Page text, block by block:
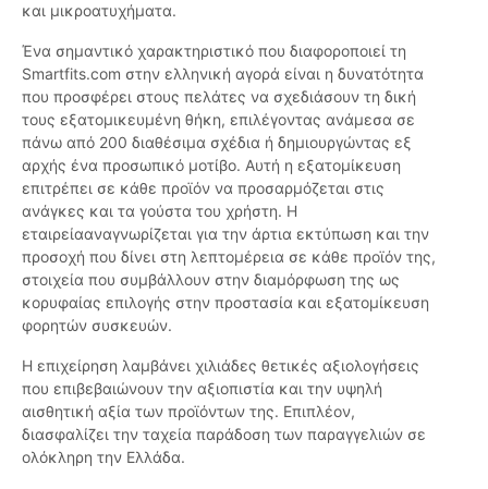
και μικροατυχήματα.
Ένα σημαντικό χαρακτηριστικό που διαφοροποιεί τη
Smartfits.com στην ελληνική αγορά είναι η δυνατότητα
που προσφέρει στους πελάτες να σχεδιάσουν τη δική
τους εξατομικευμένη θήκη, επιλέγοντας ανάμεσα σε
πάνω από 200 διαθέσιμα σχέδια ή δημιουργώντας εξ
αρχής ένα προσωπικό μοτίβο. Αυτή η εξατομίκευση
επιτρέπει σε κάθε προϊόν να προσαρμόζεται στις
ανάγκες και τα γούστα του χρήστη. Η
εταιρείααναγνωρίζεται για την άρτια εκτύπωση και την
προσοχή που δίνει στη λεπτομέρεια σε κάθε προϊόν της,
στοιχεία που συμβάλλουν στην διαμόρφωση της ως
κορυφαίας επιλογής στην προστασία και εξατομίκευση
φορητών συσκευών.
Η επιχείρηση λαμβάνει χιλιάδες θετικές αξιολογήσεις
που επιβεβαιώνουν την αξιοπιστία και την υψηλή
αισθητική αξία των προϊόντων της. Επιπλέον,
διασφαλίζει την ταχεία παράδοση των παραγγελιών σε
ολόκληρη την Ελλάδα.